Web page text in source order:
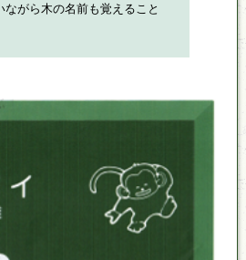
ながら木の名前も覚えること